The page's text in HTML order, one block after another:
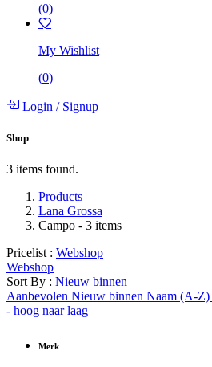
(0)
My Wishlist
(0)
Login /Signup
Shop
3 items found.
Products
Lana Grossa
Campo - 3 items
Pricelist : Webshop
Webshop
Sort By : Nieuw binnen
Aanbevolen Nieuw binnen Naam (A-Z)
- hoog naar laag
Merk